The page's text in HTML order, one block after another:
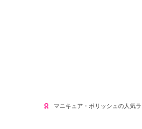
マニキュア・ポリッシュの人気